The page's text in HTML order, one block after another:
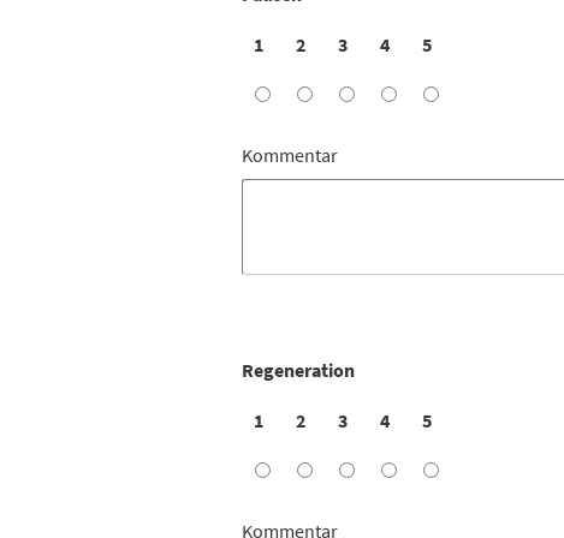
1 2 3 4 5
Kommentar
Regeneration
1 2 3 4 5
Kommentar